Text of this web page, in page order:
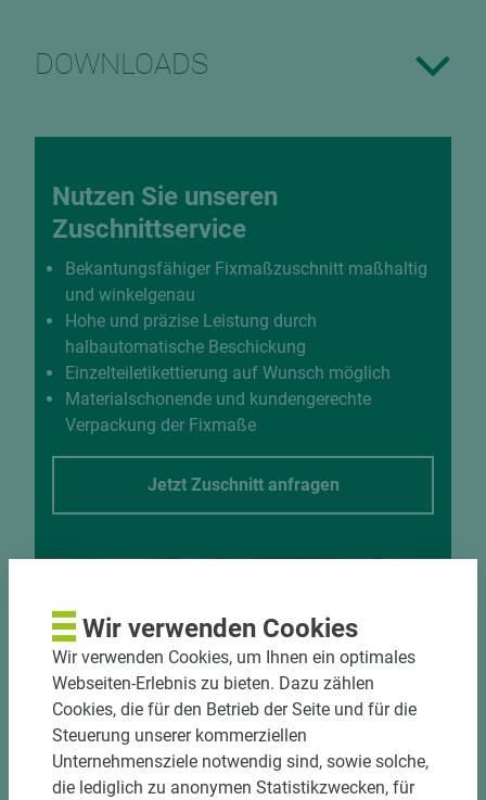
DOWNLOADS
Nutzen Sie unseren
Zuschnittservice
Bekantungsfähiger Fixmaßzuschnitt maßhaltig
und winkelgenau
Hohe und präzise Leistung durch
halbautomatische Beschickung
Einzelteiletikettierung auf Wunsch möglich
Materialschonende und kundengerechte
Verpackung der Fixmaße
Jetzt Zuschnitt anfragen
Wir verwenden Cookies
Wir verwenden Cookies, um Ihnen ein optimales
Webseiten-Erlebnis zu bieten. Dazu zählen
Cookies, die für den Betrieb der Seite und für die
Steuerung unserer kommerziellen
Unternehmensziele notwendig sind, sowie solche,
die lediglich zu anonymen Statistikzwecken, für